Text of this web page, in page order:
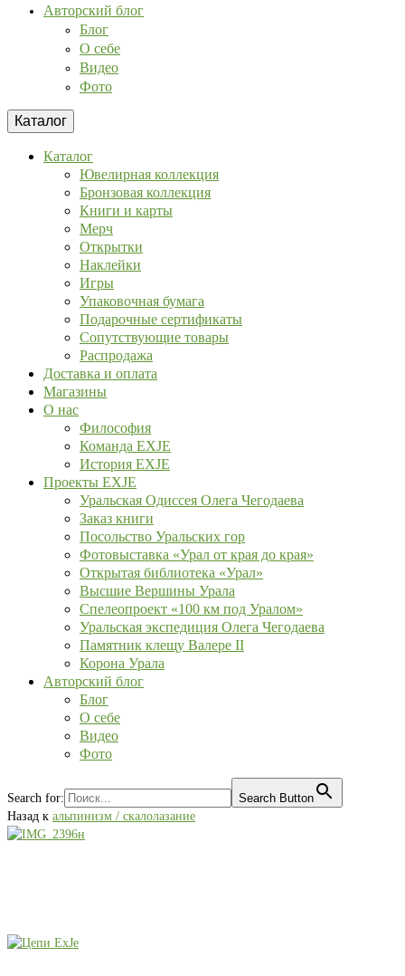
Авторский блог
Блог
О себе
Видео
Фото
Каталог
Каталог
Ювелирная коллекция
Бронзовая коллекция
Книги и карты
Мерч
Открытки
Наклейки
Игры
Упаковочная бумага
Подарочные сертификаты
Сопутствующие товары
Распродажа
Доставка и оплата
Магазины
О нас
Философия
Команда EXJE
История EXJE
Проекты EXJE
Уральская Одиссея Олега Чегодаева
Заказ книги
Посольство Уральских гор
Фотовыставка «Урал от края до края»
Открытая библиотека «Урал»
Высшие Вершины Урала
Спелеопроект «100 км под Уралом»
Уральская экспедиция Олега Чегодаева
Памятник клещу Валере II
Корона Урала
Авторский блог
Блог
О себе
Видео
Фото
Search for:
Search Button
Назад к альпинизм / скалолазание